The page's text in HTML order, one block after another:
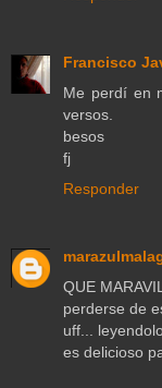
Francisco
Me perdí en
versos.
besos
fj
Responder
QUE
perderse de
uff...
es delicioso